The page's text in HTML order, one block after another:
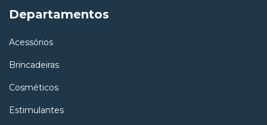
Departamentos
Acessórios
Brincadeiras
Cosméticos
Estimulantes